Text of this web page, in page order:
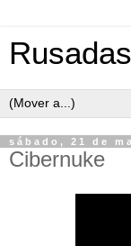
Rusadas
sábado, 21 de
Cibernuke